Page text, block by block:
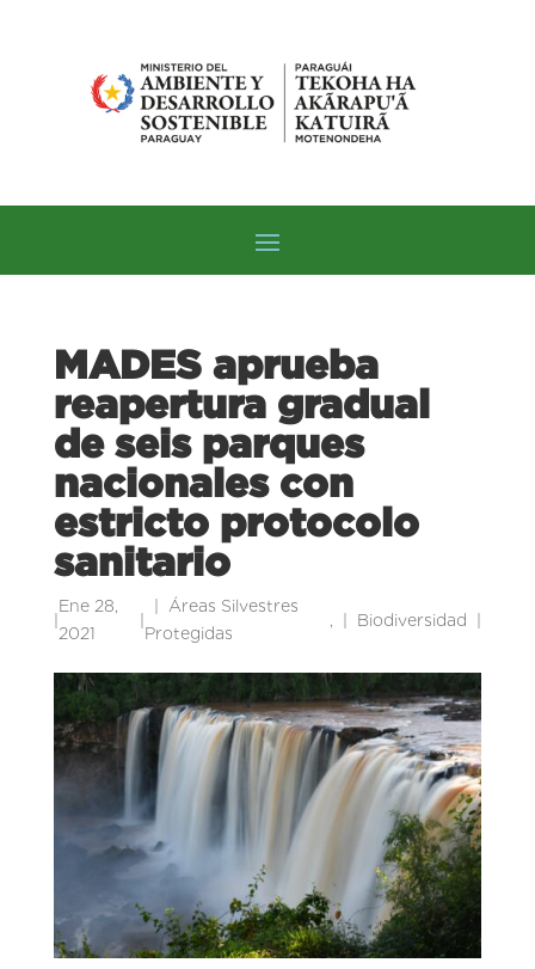
MADES aprueba
reapertura gradual
de seis parques
nacionales con
estricto protocolo
sanitario
|
Ene 28,
2021
|
Áreas Silvestres
Protegidas
, Biodiversidad |